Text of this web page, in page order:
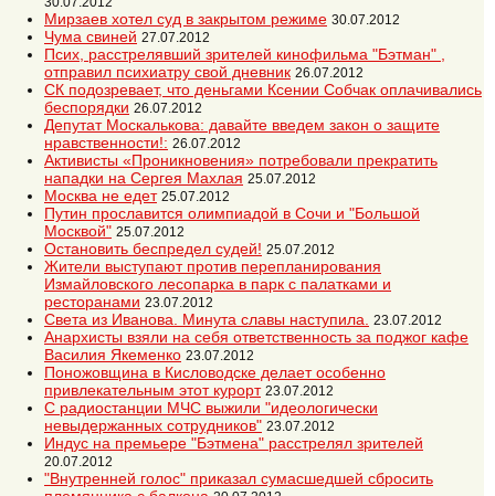
Мирзаев хотел суд в закрытом режиме 30.07.2012
Чума свиней 27.07.2012
Псих, расстрелявший зрителей кинофильма "Бэтман" ,
отправил психиатру свой дневник 26.07.2012
СК подозревает, что деньгами Ксении Собчак оплачивались
беспорядки 26.07.2012
Депутат Москалькова: давайте введем закон о защите
нравственности!: 26.07.2012
Активисты «Проникновения» потребовали прекратить
нападки на Сергея Махлая 25.07.2012
Москва не едет 25.07.2012
Путин прославится олимпиадой в Сочи и "Большой
Москвой" 25.07.2012
Остановить беспредел судей! 25.07.2012
Жители выступают против перепланирования
Измайловского лесопарка в парк с палатками и
ресторанами 23.07.2012
Света из Иванова. Минута славы наступила. 23.07.2012
Анархисты взяли на себя ответственность за поджог кафе
Василия Якеменко 23.07.2012
Поножовщина в Кисловодске делает особенно
привлекательным этот курорт 23.07.2012
С радиостанции МЧС выжили "идеологически
невыдержанных сотрудников" 23.07.2012
Индус на премьере "Бэтмена" расстрелял зрителей
20.07.2012
"Внутренней голос" приказал сумасшедшей сбросить